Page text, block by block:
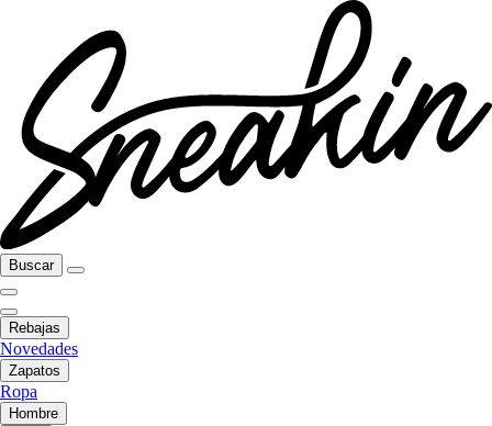
Buscar
Rebajas
Novedades
Zapatos
Ropa
Hombre